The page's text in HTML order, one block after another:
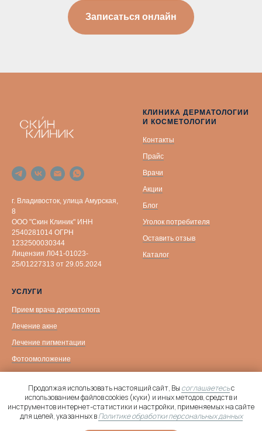
Записаться онлайн
Продолжая использовать настоящий сайт, Вы соглашаетесьс
использованием файлов cookies (куки) и иных методов, средств и
инструментов интернет-статистики и настройки, применяемых на сайте
для целей, указанных вПолитике обработки персональных данных
г. Владивосток, улица Амурская,
8
ООО "Скин Клиник" ИНН
2540281014 ОГРН
1232500030344
Лицензия Л041-01023-
25/01227313 от 29.05.2024
КЛИНИКА ДЕРМАТОЛОГИИ
И КОСМЕТОЛОГИИ
Контакты
Прайс
Врачи
Акции
Блог
Уголок потребителя
Оставить отзыв
Каталог
УСЛУГИ
Прием врача дерматолога
Лечение акне
Лечение пигментации
Фотоомоложение
Уходовые процедуры
Контурная пластика
Онлайн-